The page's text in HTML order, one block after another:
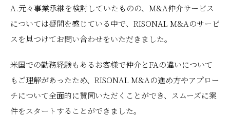
A.元々事業承継を検討していたものの、M&A仲介サービス
については疑問を感じている中で、RISONAL M&Aのサービ
スを見つけてお問い合わせをいただきました。
米国での勤務経験もあるお客様で仲介とFAの違いについて
もご理解があったため、RISONAL M&Aの進め方やアプロー
チについて全面的に賛同いただくことができ、スムーズに案
件をスタートすることができました。